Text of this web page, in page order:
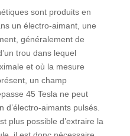
sont produits en
un électro-aimant, une
généralement de
trou dans lequel
et où la mesure
un champ
45 Tesla ne peut
d’électro-aimants pulsés.
plus possible d’extraire la